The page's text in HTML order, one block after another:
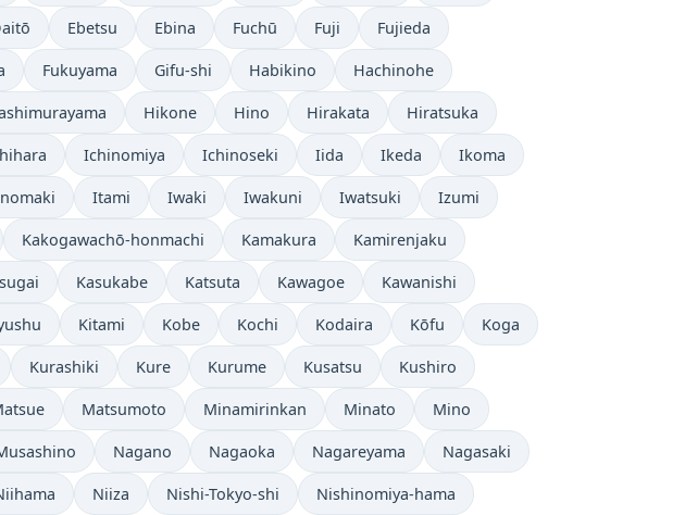
Ebetsu Ebina Fuchū Fuji Fujieda
Fukuyama Gifu-shi Habikino Hachinohe
Hikone Hino Hirakata Hiratsuka
Ichinomiya Ichinoseki Iida Ikeda Ikoma
Itami Iwaki Iwakuni Iwatsuki Izumi
Kakogawachō-honmachi Kamakura Kamirenjaku
Kasukabe Katsuta Kawagoe Kawanishi
Kitami Kobe Kochi Kodaira Kōfu Koga
Kurashiki Kure Kurume Kusatsu Kushiro
Matsumoto Minamirinkan Minato Mino
Nagano Nagaoka Nagareyama Nagasaki
Niiza Nishi-Tokyo-shi Nishinomiya-hama